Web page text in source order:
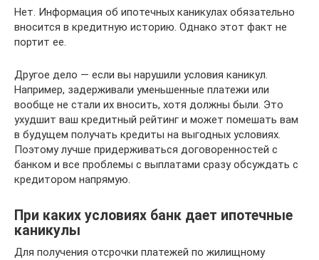
Нет. Информация об ипотечных каникулах обязательно
вносится в кредитную историю. Однако этот факт не
портит ее.
Другое дело — если вы нарушили условия каникул.
Например, задерживали уменьшенные платежи или
вообще не стали их вносить, хотя должны были. Это
ухудшит ваш кредитный рейтинг и может помешать вам
в будущем получать кредиты на выгодных условиях.
Поэтому лучше придерживаться договоренностей с
банком и все проблемы с выплатами сразу обсуждать с
кредитором напрямую.
При каких условиях банк дает ипотечные
каникулы
Для получения отсрочки платежей по жилищному